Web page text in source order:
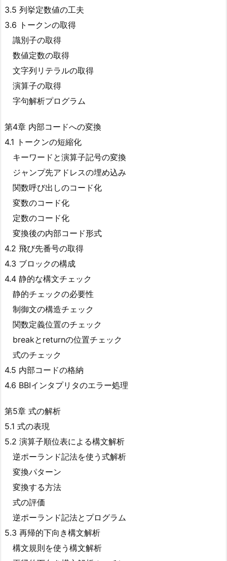
3.5 列挙定数値の工夫
3.6 トークンの取得
識別子の取得
数値定数の取得
文字列リテラルの取得
演算子の取得
字句解析プログラム
第4章 内部コードへの変換
4.1 トークンの短縮化
キーワードと演算子記号の変換
ジャンプ先アドレスの埋め込み
関数呼び出しのコード化
変数のコード化
定数のコード化
変換後の内部コード形式
4.2 飛び先番号の取得
4.3 ブロックの構成
4.4 静的な構文チェック
静的チェックの必要性
制御文の構造チェック
関数定義位置のチェック
breakとreturnの位置チェック
式のチェック
4.5 内部コードの格納
4.6 BBIインタプリタのエラー処理
第5章 式の解析
5.1 式の表現
5.2 演算子順位表による構文解析
逆ポーランド記法を使う式解析
変換パターン
変換する方法
式の評価
逆ポーランド記法とプログラム
5.3 再帰的下向き構文解析
構文規則を使う構文解析